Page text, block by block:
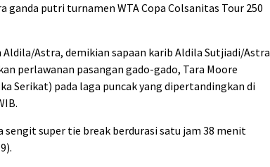
ganda putri turnamen WTA Copa Colsanitas Tour 250
Astra, demikian sapaan karib Aldila Sutjiadi/Astra
perlawanan pasangan gado-gado, Tara Moore
Serikat) pada laga puncak yang dipertandingkan di
super tie break berdurasi satu jam 38 menit